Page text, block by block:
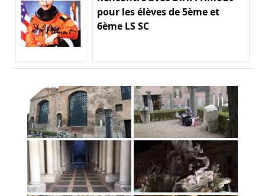
pour les élèves de 5ème et
6ème LS SC